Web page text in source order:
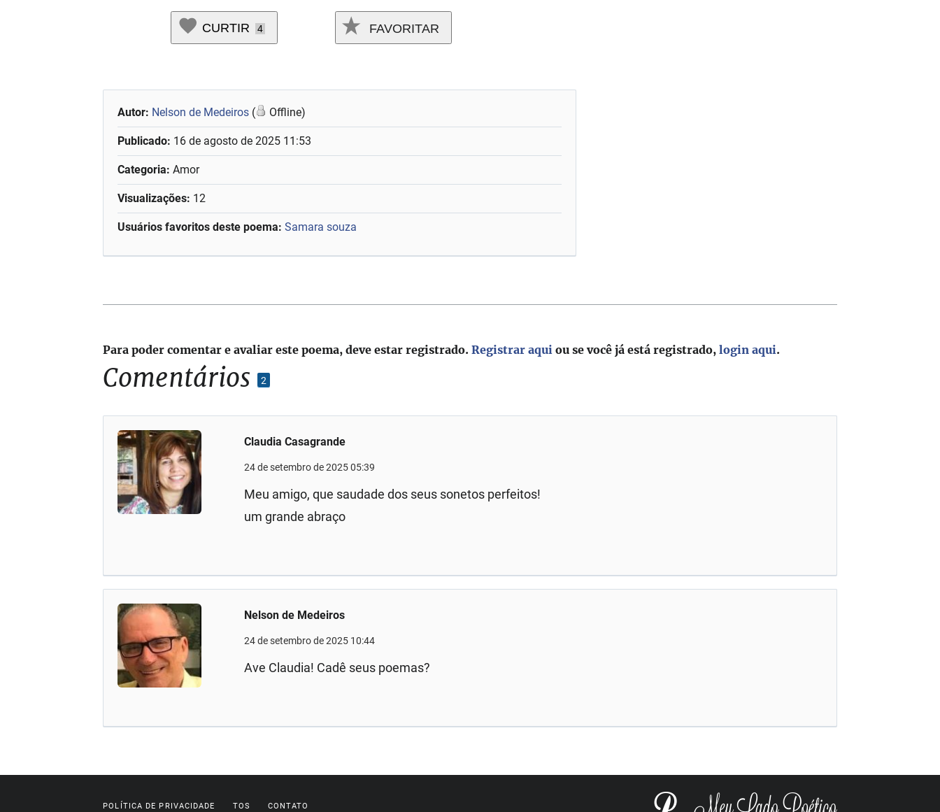
CURTIR 4 FAVORITAR
Autor: Nelson de Medeiros ( Offline)
Publicado: 16 de agosto de 2025 11:53
Categoria: Amor
Visualizações: 12
Usuários favoritos deste poema: Samara souza
Comentários 2
Claudia Casagrande
24 de setembro de 2025 05:39
Meu amigo, que saudade dos seus sonetos perfeitos!
um grande abraço
Nelson de Medeiros
24 de setembro de 2025 10:44
Ave Claudia! Cadê seus poemas?
Para poder comentar e avaliar este poema, deve estar registrado.Registrar aqui ou se você já está registrado,login aqui.
POLÍTICA DE PRIVACIDADE TOS CONTATO